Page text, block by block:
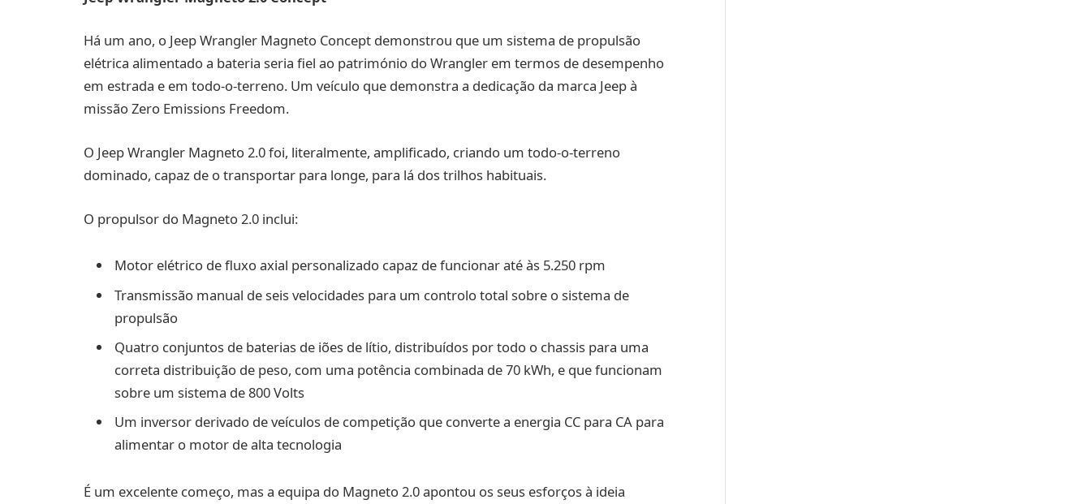
Há um ano, o Jeep Wrangler Magneto Concept demonstrou que um sistema de propulsão
elétrica alimentado a bateria seria fiel ao património do Wrangler em termos de desempenho
em estrada e em todo-o-terreno. Um veículo que demonstra a dedicação da marca Jeep à
missão Zero Emissions Freedom.
O Jeep Wrangler Magneto 2.0 foi, literalmente, amplificado, criando um todo-o-terreno
dominado, capaz de o transportar para longe, para lá dos trilhos habituais.
O propulsor do Magneto 2.0 inclui:
Motor elétrico de fluxo axial personalizado capaz de funcionar até às 5.250 rpm
Transmissão manual de seis velocidades para um controlo total sobre o sistema de
propulsão
Quatro conjuntos de baterias de iões de lítio, distribuídos por todo o chassis para uma
correta distribuição de peso, com uma potência combinada de 70 kWh, e que funcionam
sobre um sistema de 800 Volts
Um inversor derivado de veículos de competição que converte a energia CC para CA para
alimentar o motor de alta tecnologia
É um excelente começo, mas a equipa do Magneto 2.0 apontou os seus esforços à ideia